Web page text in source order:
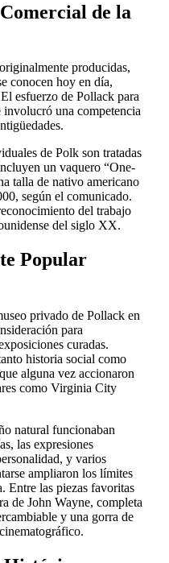
de la
producidas,
conocen hoy en día,
esfuerzo de Pollack para
involucró una competencia
de Polk son tratadas
un vaquero “One-
talla de nativo americano
según el comunicado.
del trabajo
del siglo XX.
Popular
privado de Pollack en
para
curadas.
historia social como
alguna vez accionaron
como Virginia City
natural funcionaban
las expresiones
y varios
ampliaron los límites
Entre las piezas favoritas
de John Wayne, completa
y una gorra de